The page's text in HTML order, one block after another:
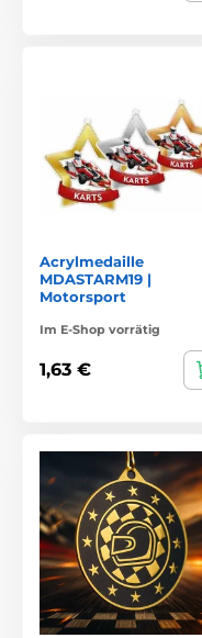
Acrylmedaille
MDASTARM19 |
Motorsport
Im E-Shop vorrätig
1,63 €